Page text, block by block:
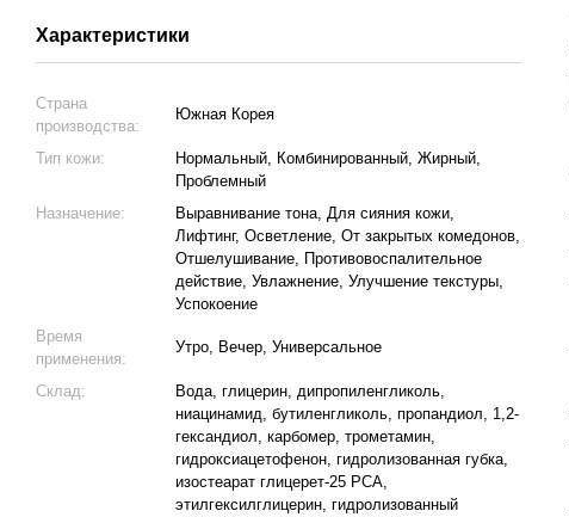
Характеристики
Страна
производства:
Южная Корея
Тип кожи:
Нормальный, Комбинированный, Жирный,
Проблемный
Назначение:
Выравнивание тона, Для сияния кожи,
Лифтинг, Осветление, От закрытых комедонов,
Отшелушивание, Противовоспалительное
действие, Увлажнение, Улучшение текстуры,
Успокоение
Время
применения:
Утро, Вечер, Универсальное
Склад:
Вода, глицерин, дипропиленгликоль,
ниацинамид, бутиленгликоль, пропандиол, 1,2-
гександиол, карбомер, трометамин,
гидроксиацетофенон, гидролизованная губка,
изостеарат глицерет-25 PCA,
этилгексилглицерин, гидролизованный